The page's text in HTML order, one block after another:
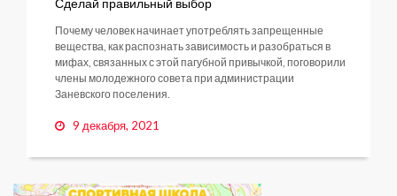
Сделай правильный выбор
Почему человек начинает употреблять запрещенные
вещества, как распознать зависимость и разобраться в
мифах, связанных с этой пагубной привычкой, поговорили
члены молодежного совета при администрации
Заневского поселения.
9 декабря, 2021